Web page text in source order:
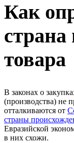
Как
страна
товара
В законах о
(производства) не
отталкиваются от
страны
Евразийской
в них схожи.